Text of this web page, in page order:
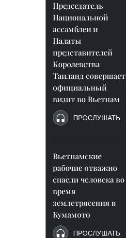
Председатель
Национальной
ассамблеи и
Палаты
представителей
Королевства
Таиланд совершает
официальный
визит во Вьетнам
ПРОСЛУШАТЬ
Вьетнамские
рабочие отважно
спасли человека во
время
землетрясения в
Кумамото
ПРОСЛУШАТЬ